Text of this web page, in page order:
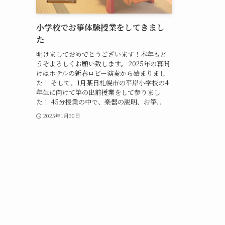
小学校でお箏体験授業をしてきまし
た
明けましておめでとうございます！本年もど
うぞよろしくお願い致します。 2025年の幕開
けはホテルの新春ロビー演奏から始まりまし
た！ そして、1月某日札幌市の平岸小学校の4
年生に向けて箏の出前授業をして参りまし
た！ 45分授業の中で、楽器の説明、お箏...
2025年1月30日